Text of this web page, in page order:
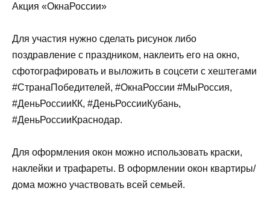
Акция «ОкнаРоссии»
Для участия нужно сделать рисунок либо
поздравление с праздником, наклеить его на окно,
сфотографировать и выложить в соцсети с хештегами
#СтранаПобедителей, #ОкнаРоссии #МыРоссия,
#ДеньРоссииКК, #ДеньРоссииКубань,
#ДеньРоссииКраснодар.
Для оформления окон можно использовать краски,
наклейки и трафареты. В оформлении окон квартиры/
дома можно участвовать всей семьей.